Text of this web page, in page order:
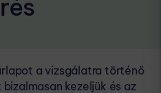
a vizsgálatra történő
kezeljük és az